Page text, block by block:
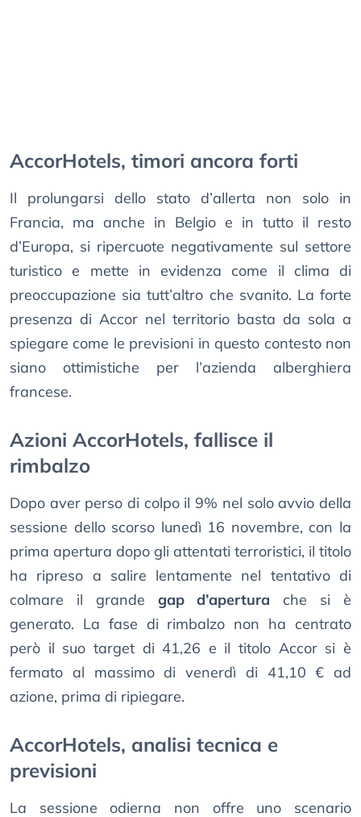
AccorHotels, timori ancora forti
Il prolungarsi dello stato d’allerta non solo in
Francia, ma anche in Belgio e in tutto il resto
d’Europa, si ripercuote negativamente sul settore
turistico e mette in evidenza come il clima di
preoccupazione sia tutt’altro che svanito. La forte
presenza di Accor nel territorio basta da sola a
spiegare come le previsioni in questo contesto non
siano ottimistiche per l’azienda alberghiera
francese.
Azioni AccorHotels, fallisce il
rimbalzo
Dopo aver perso di colpo il 9% nel solo avvio della
sessione dello scorso lunedì 16 novembre, con la
prima apertura dopo gli attentati terroristici, il titolo
ha ripreso a salire lentamente nel tentativo di
colmare il grande gap d’apertura che si è
generato. La fase di rimbalzo non ha centrato
però il suo target di 41,26 e il titolo Accor si è
fermato al massimo di venerdì di 41,10 € ad
azione, prima di ripiegare.
AccorHotels, analisi tecnica e
previsioni
La sessione odierna non offre uno scenario